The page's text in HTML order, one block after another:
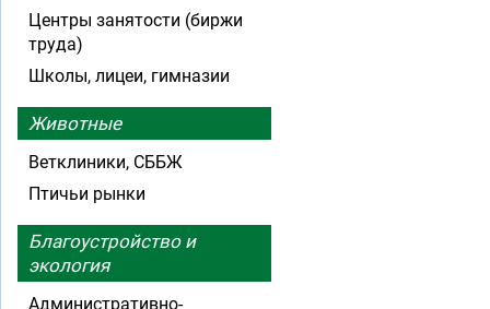
Центры занятости (биржи
труда)
Школы, лицеи, гимназии
Животные
Ветклиники, СББЖ
Птичьи рынки
Благоустройство и
экология
Административно-